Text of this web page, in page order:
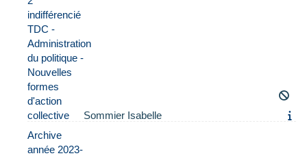
indifférencié
TDC -
Administration
du politique -
Nouvelles
formes
d'action
collective
Sommier Isabelle
Archive
année 2023-